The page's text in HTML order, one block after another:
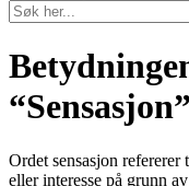
“Sensasjon”
Ordet sensasjon
eller interesse på grunn